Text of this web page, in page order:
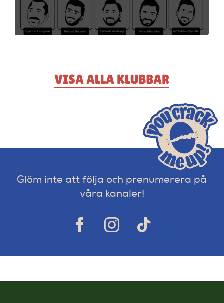
VISA ALLA KLUBBAR
Glöm inte att följa och prenumerera på
våra kanaler!